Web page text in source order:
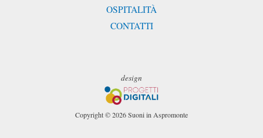
OSPITALITÀ
CONTATTI
design
Copyright © 2026 Suoni in Aspromonte